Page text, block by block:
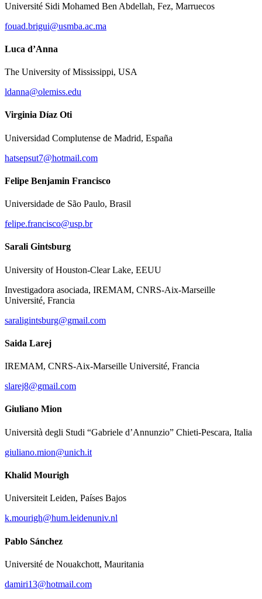
Université Sidi Mohamed Ben Abdellah, Fez, Marruecos
fouad.brigui@usmba.ac.ma
Luca d’Anna
The University of Mississippi, USA
ldanna@olemiss.edu
Virginia Díaz Oti
Universidad Complutense de Madrid, España
hatsepsut7@hotmail.com
Felipe Benjamin Francisco
Universidade de São Paulo, Brasil
felipe.francisco@usp.br
Sarali Gintsburg
University of Houston‐Clear Lake, EEUU
Investigadora asociada, IREMAM, CNRS-Aix-Marseille
Université, Francia
saraligintsburg@gmail.com
Saida Larej
IREMAM, CNRS-Aix-Marseille Université, Francia
slarej8@gmail.com
Giuliano Mion
Università degli Studi “Gabriele d’Annunzio” Chieti-Pescara, Italia
giuliano.mion@unich.it
Khalid Mourigh
Universiteit Leiden, Países Bajos
k.mourigh@hum.leidenuniv.nl
Pablo Sánchez
Université de Nouakchott, Mauritania
damiri13@hotmail.com